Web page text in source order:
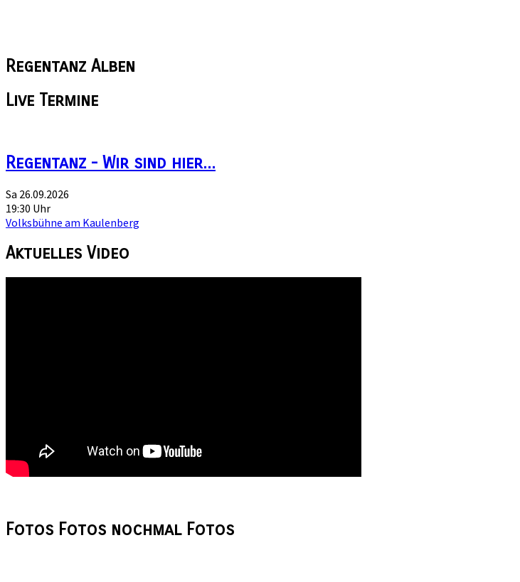
Regentanz Alben
Live Termine
Regentanz - Wir sind hier...
Sa 26.09.2026
19:30 Uhr
Volksbühne am Kaulenberg
Aktuelles Video
Fotos Fotos nochmal Fotos